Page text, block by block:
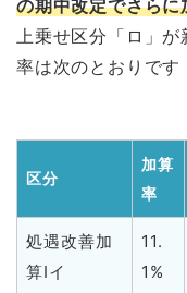
の期中改定でさら
上乗せ区分「ロ」
率は次のとおりです
区分
加算
率
処遇改善加
算Ⅰイ
11.
1%